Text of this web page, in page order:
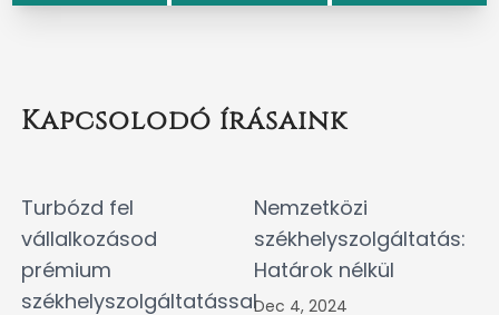
Kapcsolodó írásaink
Turbózd fel
vállalkozásod
prémium
székhelyszolgáltatással
Nemzetközi
székhelyszolgáltatás:
Határok nélkül
Dec 4, 2024